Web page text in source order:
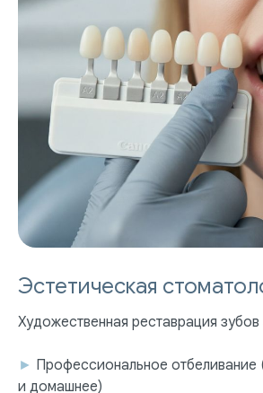
Эстетическая
Художественная реставрация
► Профессиональное отбеливание
и домашнее)